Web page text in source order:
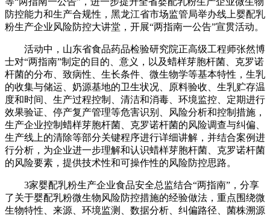
防控能力和生产合规性，黑龙江省市场监管局举办线上婴配乳
粉生产企业风险防控大讲堂，开展“两指南一公告”宣贯活动。
活动中，山东省食品药品检验研究院正高级工程师张然博
士对“两指南”制定的目的、意义，以及蜡样芽胞杆菌、克罗诺
杆菌的分布、致病性、生长条件、微生物学等基本特性，生乳
的收集与储运、奶源基地的卫生状况、原料验收、生乳贮存温
度和时间、生产过程控制、清洁和消毒、环境监控、定期进行
效果验证、停产复产管理等危害识别、风险分析和控制措施，
生产企业控制蜡样芽胞杆菌、克罗诺杆菌的风险调查与纠偏、
生产线上的清除等部分关键程序进行详细讲解，并结合案例进
行分析，为企业进一步理解和认识蜡样芽胞杆菌、克罗诺杆菌
的风险要素，提供技术性和可操作性的风险防控思路。
3家婴配乳粉生产企业食品安全总监结合“两指南”，分享
了关于婴配乳粉微生物风险防控措施的经验做法，重点围绕微
生物特性、来源、环境监测、数据分析、纠偏路径、菌株溯源